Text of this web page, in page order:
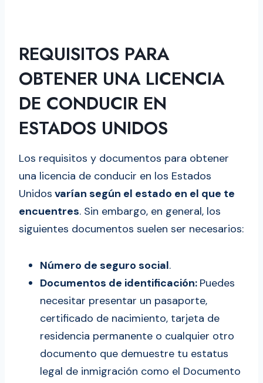
Cómo sacar la licencia de conducir:
Paso a paso
Tipos de licencias de conducir en USA
¿Puedo sacar la licencia de conducir sin
Estados que permiten sacar la licencia
de conducir sin papeles
Preguntas Frecuentes
REQUISITOS PARA
OBTENER UNA LICENCIA
DE CONDUCIR EN
ESTADOS UNIDOS
Los requisitos y documentos para obtener
una licencia de conducir en los Estados
Unidos varían según el estado en el que te
encuentres. Sin embargo, en general, los
siguientes documentos suelen ser necesarios:
Número de seguro social.
Documentos de identificación: Puedes
necesitar presentar un pasaporte,
certificado de nacimiento, tarjeta de
residencia permanente o cualquier otro
documento que demuestre tu estatus
legal de inmigración como el Documento